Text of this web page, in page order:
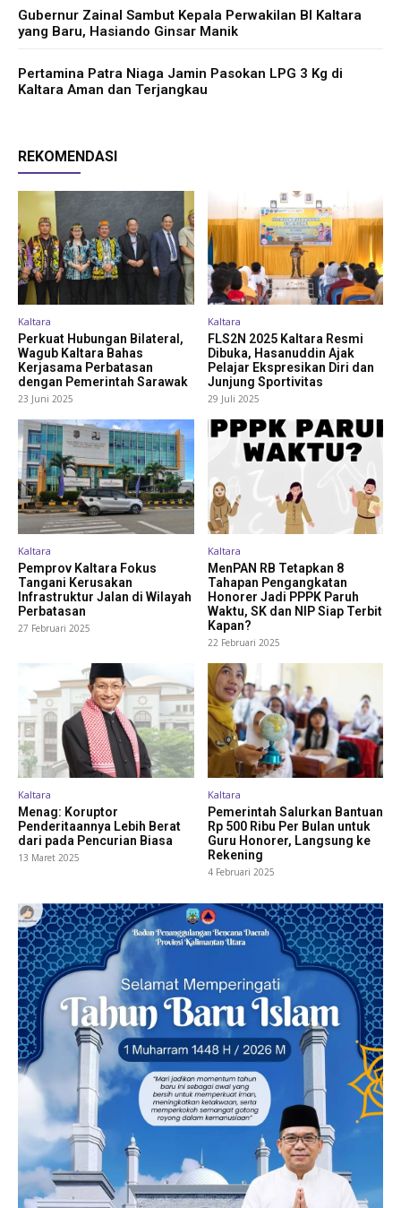
Gubernur Zainal Sambut Kepala Perwakilan BI Kaltara
yang Baru, Hasiando Ginsar Manik
Pertamina Patra Niaga Jamin Pasokan LPG 3 Kg di
Kaltara Aman dan Terjangkau
REKOMENDASI
Kaltara
Perkuat Hubungan Bilateral,
Wagub Kaltara Bahas
Kerjasama Perbatasan
dengan Pemerintah Sarawak
23 Juni 2025
Kaltara
FLS2N 2025 Kaltara Resmi
Dibuka, Hasanuddin Ajak
Pelajar Ekspresikan Diri dan
Junjung Sportivitas
29 Juli 2025
Kaltara
Pemprov Kaltara Fokus
Tangani Kerusakan
Infrastruktur Jalan di Wilayah
Perbatasan
27 Februari 2025
Kaltara
MenPAN RB Tetapkan 8
Tahapan Pengangkatan
Honorer Jadi PPPK Paruh
Waktu, SK dan NIP Siap Terbit
Kapan?
22 Februari 2025
Kaltara
Menag: Koruptor
Penderitaannya Lebih Berat
dari pada Pencurian Biasa
13 Maret 2025
Kaltara
Pemerintah Salurkan Bantuan
Rp 500 Ribu Per Bulan untuk
Guru Honorer, Langsung ke
Rekening
4 Februari 2025